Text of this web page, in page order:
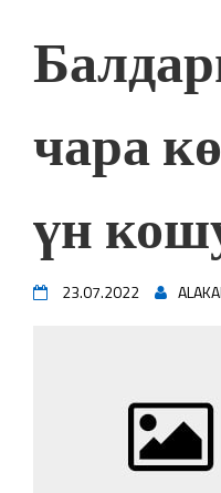
үчүн,
Латын
Royal
чара
үн
23.07.2022